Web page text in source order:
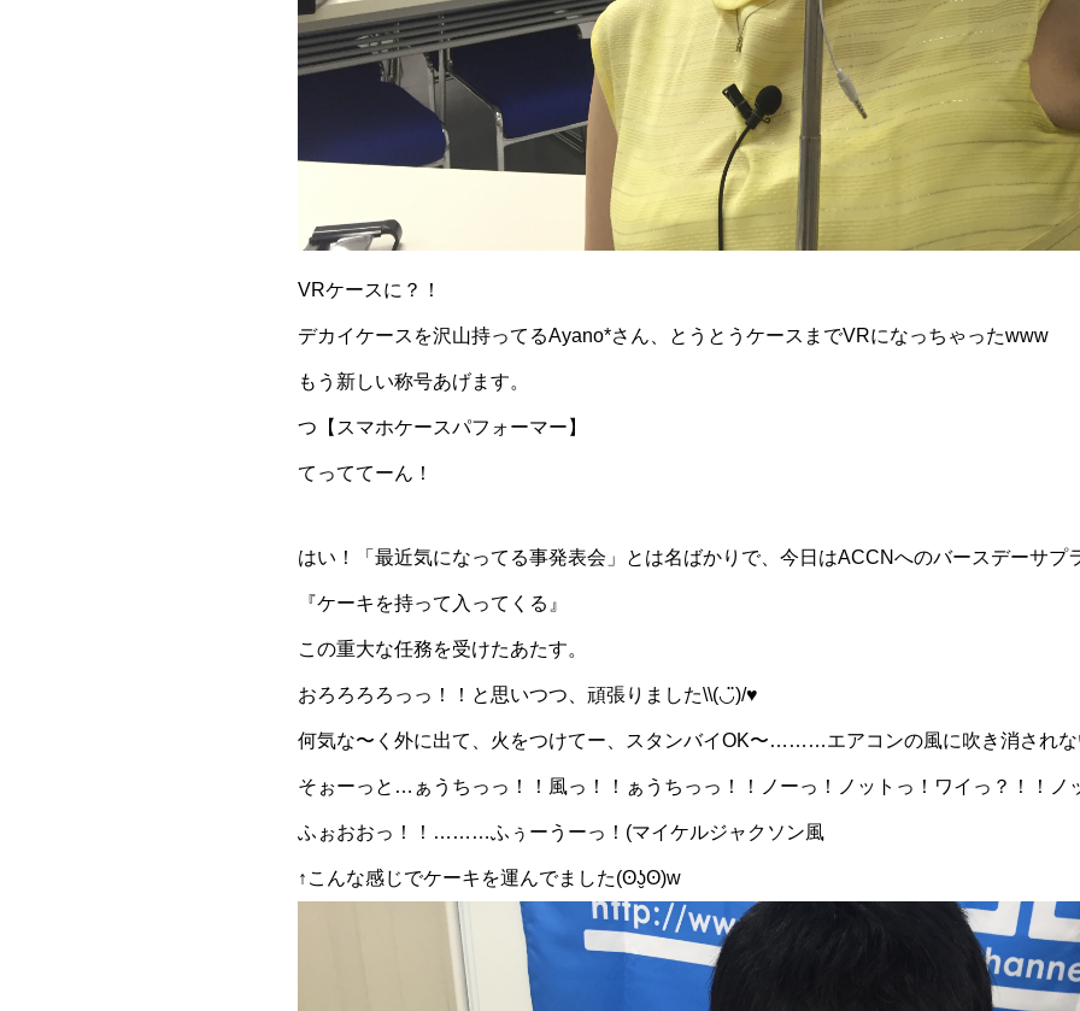
VRケースに？！
デカイケースを沢山持ってるAyano*さん、とうとうケースまでVRになっちゃったwww
もう新しい称号あげます。
つ【スマホケースパフォーマー】
てっててーん！
はい！「最近気になってる事発表会」とは名ばかりで、今日はACCNへのバースデーサプ
『ケーキを持って入ってくる』
この重大な任務を受けたあたす。
おろろろろっっ！！と思いつつ、頑張りました\\(◡̈)/♥︎
何気な〜く外に出て、火をつけてー、スタンバイOK〜………エアコンの風に吹き消さ
そぉーっと…ぁうちっっ！！風っ！！ぁうちっっ！！ノーっ！ノットっ！ワイっ？！！ノ
ふぉおおっ！！………ふぅーうーっ！(マイケルジャクソン風
↑こんな感じでケーキを運んでました(ʘʖ̮ʘ)w